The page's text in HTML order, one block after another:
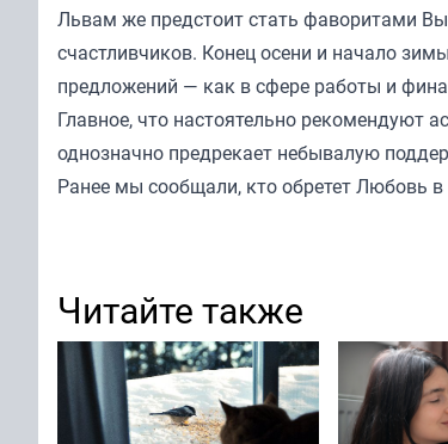
Львам же предстоит стать фаворитами
счастливчиков. Конец осени и начало
предложений — как в сфере работы и
Главное, что настоятельно рекомендуют
однозначно предрекает небывалую
Ранее мы сообщали, кто обретет Любовь
Читайте также